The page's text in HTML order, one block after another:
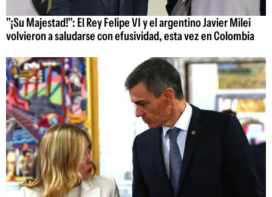
"¡Su Majestad!": El Rey Felipe VI y el argentino Javier Milei
volvieron a saludarse con efusividad, esta vez en Colombia